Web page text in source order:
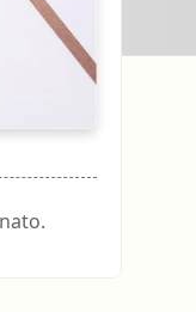
produzioni